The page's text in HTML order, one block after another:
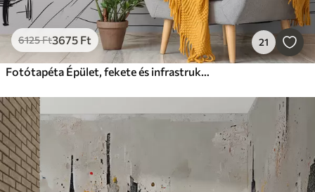
6125Ft3675 Ft 21
Fotótapéta Épület, fekete és infrastruktúra